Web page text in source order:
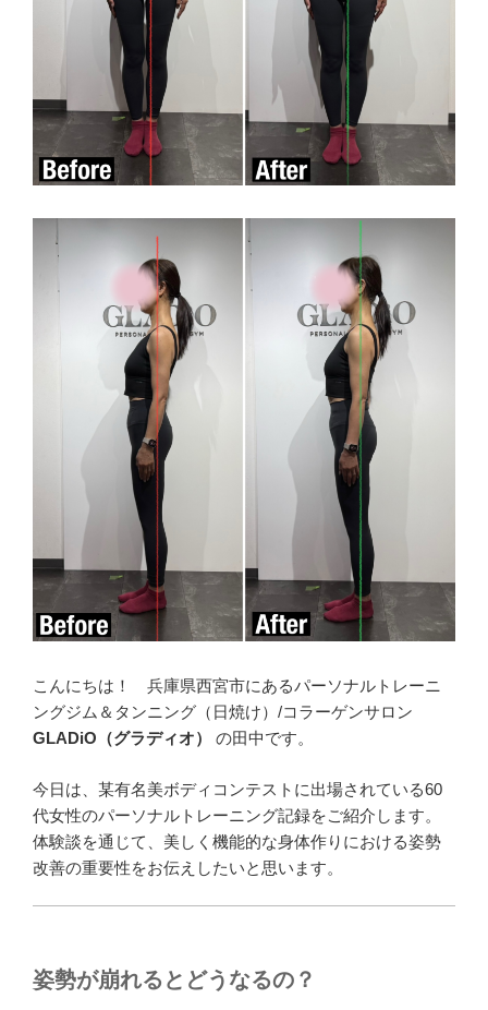
こんにちは！ 兵庫県西宮市にあるパーソナルトレーニ
ングジム＆タンニング（日焼け）/コラーゲンサロン
GLADiO（グラディオ）
の田中です。
今日は、某有名美ボディコンテストに出場されている60
代女性のパーソナルトレーニング記録をご紹介します。
体験談を通じて、美しく機能的な身体作りにおける姿勢
改善の重要性をお伝えしたいと思います。
姿勢が崩れるとどうなるの？